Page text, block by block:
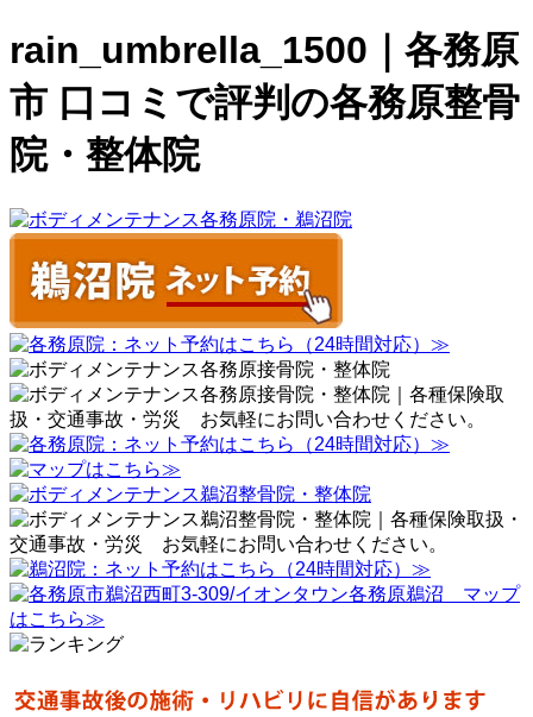
rain_umbrella_1500｜各務原
市 口コミで評判の各務原整骨
院・整体院